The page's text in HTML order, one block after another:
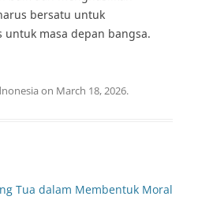
bersatu untuk
masa depan bangsa.
on March 18, 2026.
Tua dalam Membentuk Moral